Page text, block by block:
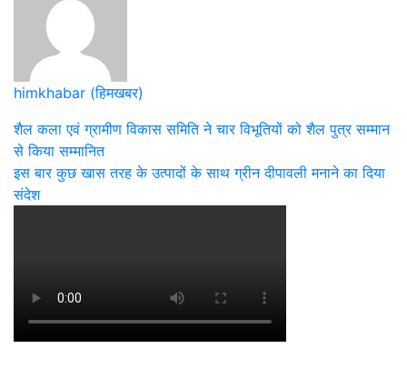
himkhabar (हिमखबर)
Post
navigation
शैल कला एवं ग्रामीण विकास समिति ने चार विभूतियों को शैल पुत्र सम्मान
से किया सम्मानित
इस बार कुछ खास तरह के उत्पादों के साथ ग्रीन दीपावली मनाने का दिया
संदेश